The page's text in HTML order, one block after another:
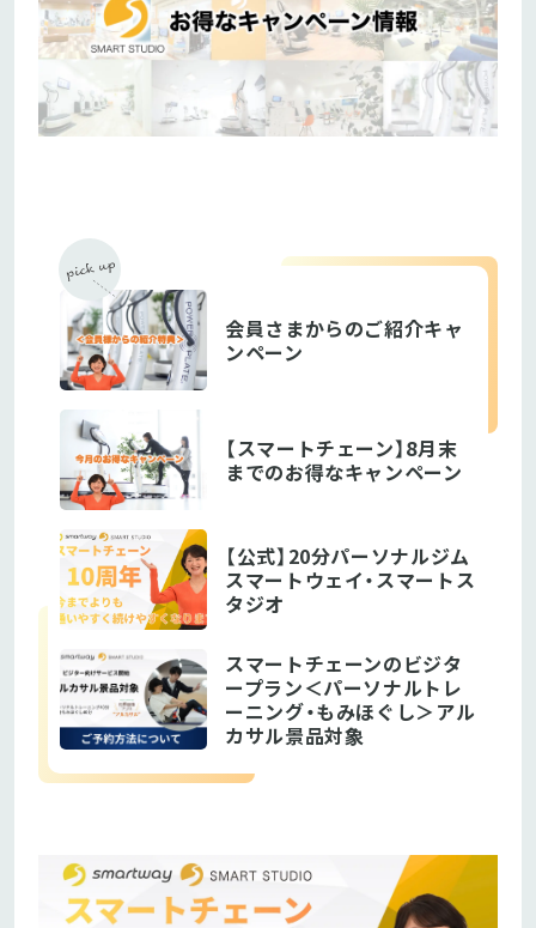
会員さまからのご紹介キャ
ンペーン
【スマートチェーン】8月末
までのお得なキャンペーン
【公式】20分パーソナルジム
スマートウェイ・スマートス
タジオ
スマートチェーンのビジタ
ープラン＜パーソナルトレ
ーニング・もみほぐし＞アル
カサル景品対象